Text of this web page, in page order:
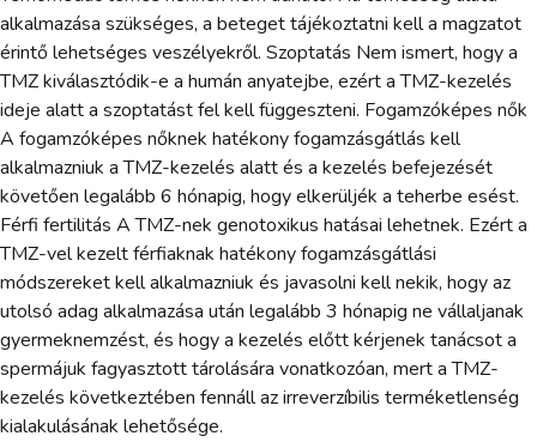
alkalmazása szükséges, a beteget tájékoztatni kell a magzatot
érintő lehetséges veszélyekről. Szoptatás Nem ismert, hogy a
TMZ kiválasztódik-e a humán anyatejbe, ezért a TMZ-kezelés
ideje alatt a szoptatást fel kell függeszteni. Fogamzóképes nők
A fogamzóképes nőknek hatékony fogamzásgátlás kell
alkalmazniuk a TMZ-kezelés alatt és a kezelés befejezését
követően legalább 6 hónapig, hogy elkerüljék a teherbe esést.
Férfi fertilitás A TMZ-nek genotoxikus hatásai lehetnek. Ezért a
TMZ-vel kezelt férfiaknak hatékony fogamzásgátlási
módszereket kell alkalmazniuk és javasolni kell nekik, hogy az
utolsó adag alkalmazása után legalább 3 hónapig ne vállaljanak
gyermeknemzést, és hogy a kezelés előtt kérjenek tanácsot a
spermájuk fagyasztott tárolására vonatkozóan, mert a TMZ-
kezelés következtében fennáll az irreverzíbilis terméketlenség
kialakulásának lehetősége.